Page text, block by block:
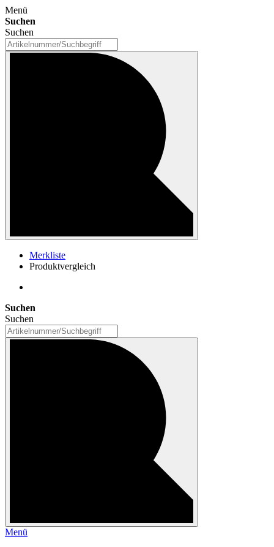
Menü
Suchen
Suchen
Merkliste
Produktvergleich
Suchen
Suchen
Menü